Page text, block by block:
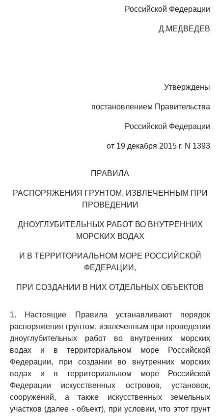
Российской Федерации
Д.МЕДВЕДЕВ
Утверждены
постановлением Правительства
Российской Федерации
от 19 декабря 2015 г. N 1393
ПРАВИЛА
РАСПОРЯЖЕНИЯ ГРУНТОМ, ИЗВЛЕЧЕННЫМ ПРИ
ПРОВЕДЕНИИ
ДНОУГЛУБИТЕЛЬНЫХ РАБОТ ВО ВНУТРЕННИХ
МОРСКИХ ВОДАХ
И В ТЕРРИТОРИАЛЬНОМ МОРЕ РОССИЙСКОЙ
ФЕДЕРАЦИИ,
ПРИ СОЗДАНИИ В НИХ ОТДЕЛЬНЫХ ОБЪЕКТОВ
1. Настоящие Правила устанавливают порядок
распоряжения грунтом, извлеченным при проведении
дноуглубительных работ во внутренних морских
водах и в территориальном море Российской
Федерации, при создании во внутренних морских
водах и в территориальном море Российской
Федерации искусственных островов, установок,
сооружений, а также искусственных земельных
участков (далее - объект), при условии, что этот грунт